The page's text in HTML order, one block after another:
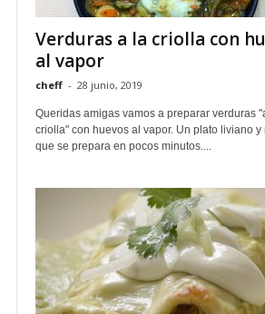
Verduras a la criolla con
al vapor
cheff - 28 junio, 2019
Queridas amigas vamos a preparar verduras
criolla" con huevos al vapor. Un plato liviano y
que se prepara en pocos minutos....